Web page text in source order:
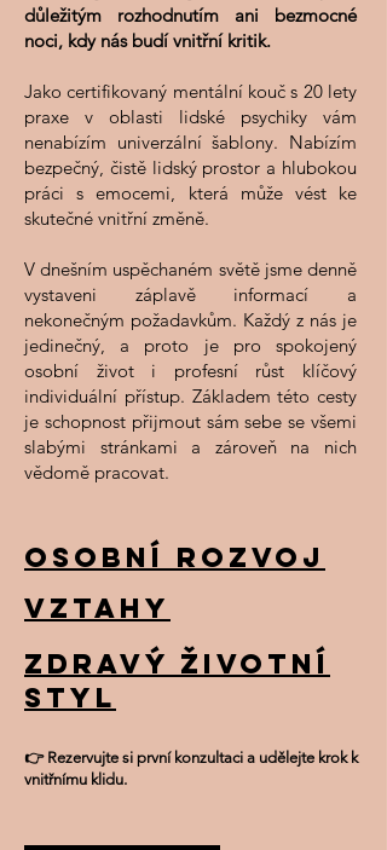
důležitým rozhodnutím ani bezmocné
noci, kdy nás budí vnitřní kritik.
Jako certifikovaný mentální kouč s 20 lety
praxe v oblasti lidské psychiky vám
nenabízím univerzální šablony. Nabízím
bezpečný, čistě lidský prostor a hlubokou
práci s emocemi, která může vést ke
skutečné vnitřní změně.
V dnešním uspěchaném světě jsme denně
vystaveni záplavě informací a
nekonečným požadavkům. Každý z nás je
jedinečný, a proto je pro spokojený
osobní život i profesní růst klíčový
individuální přístup. Základem této cesty
je schopnost přijmout sám sebe se všemi
slabými stránkami a zároveň na nich
vědomě pracovat.
Osobní rozvoj​​​​​
​​​Vztahy​​​
​​​​​Zdravý životní
styl
👉 Rezervujte si první konzultaci a udělejte krok k
vnitřnímu klidu.